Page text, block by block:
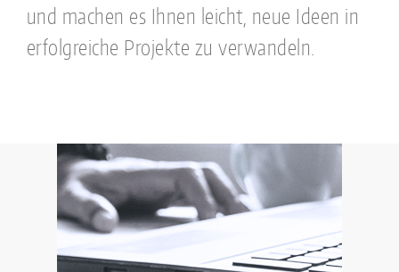
und machen es Ihnen leicht, neue Ideen in
erfolgreiche Projekte zu verwandeln.